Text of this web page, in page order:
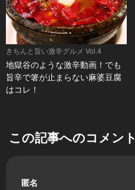
きちんと旨い激辛グルメ Vol.4
地獄谷のような激辛動画！でも
旨辛で箸が止まらない麻婆豆腐
はコレ！
この記事へのコメント
匿名